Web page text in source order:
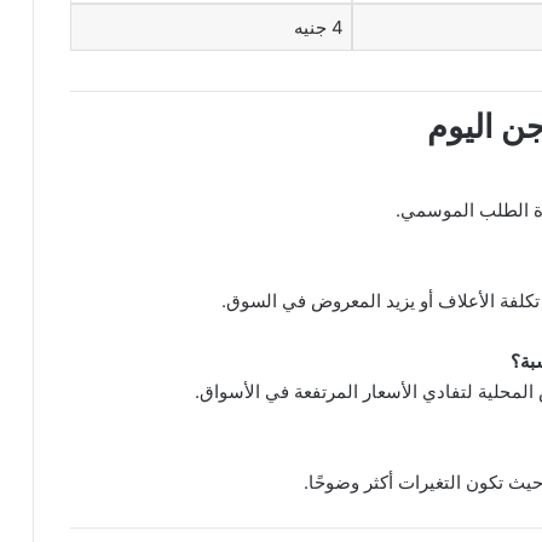
4 جنيه
اليوم
الطلب الموسمي.
الأعلاف أو يزيد المعروض في السوق.
لتفادي الأسعار المرتفعة في الأسواق.
تكون التغيرات أكثر وضوحًا.